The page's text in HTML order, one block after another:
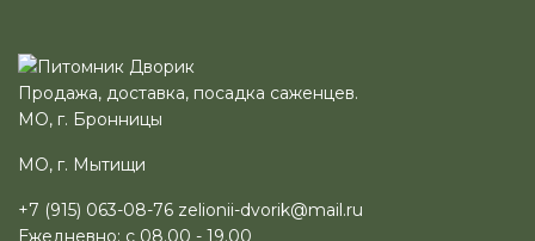
Продажа, доставка, посадка саженцев.
МО, г. Бронницы
МО, г. Мытищи
+7 (915) 063-08-76 zelionii-dvorik@mail.ru
Ежедневно: с 08.00 - 19.00